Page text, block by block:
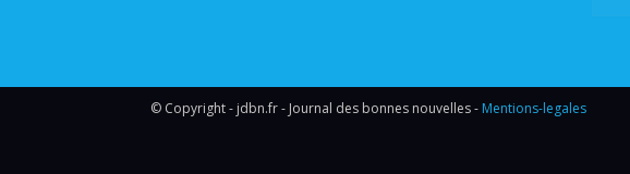
© Copyright - jdbn.fr - Journal des bonnes nouvelles - Mentions-legales